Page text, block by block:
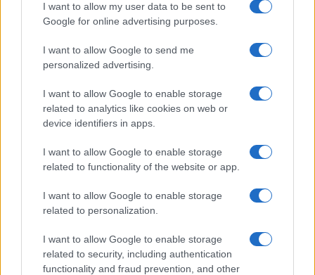
I want to allow my user data to be sent to
Google for online advertising purposes.
I want to allow Google to send me
personalized advertising.
I want to allow Google to enable storage
related to analytics like cookies on web or
device identifiers in apps.
I want to allow Google to enable storage
related to functionality of the website or app.
I want to allow Google to enable storage
related to personalization.
I want to allow Google to enable storage
related to security, including authentication
functionality and fraud prevention, and other
improvizációnak is teret enged. ?Azt a feladatot adtam a
színészeknek, hogy legénybúcsú és leánybúcsú témában
találjanak ki valami olyat, amelyet jelenetként színre
vihetünk. A feladatot remekül megoldották?
büszkén Tasnádi István, aki a Szemlén bemutatkozó többi
produkció közül Szálinger Balázs Köztársaság és a
Komáromi Jókai Színház A hentessegéd című darabjára a
leginkább kíváncsi. Ez utóbbi, amely egyébként Ladislav
Ballek művének színpadi változata a Thália Színház
nagyszínpadán, május 18-án tekinthet meg a közönség.
A rendezvény célja, hogy bemutatkozási lehetőséget
kínáljon a határon túli színházak számára, de kiváló alkalom